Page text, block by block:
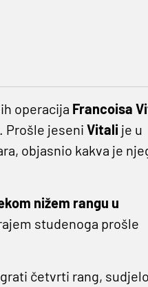
operacija Francoisa
Prošle jeseni Vitali je u
objasnio kakva je
nižem rangu u
studenoga prošle
četvrti rang,